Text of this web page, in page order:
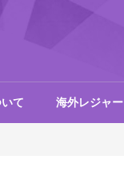
て 海外レジャー